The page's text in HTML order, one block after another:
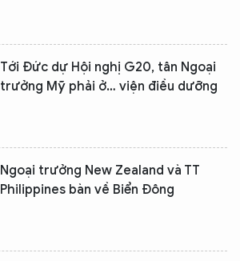
Tới Đức dự Hội nghị G20, tân Ngoại
trưởng Mỹ phải ở… viện điều dưỡng
Ngoại trưởng New Zealand và TT
Philippines bàn về Biển Đông